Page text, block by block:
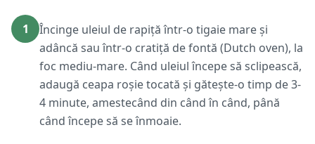
1
Încinge uleiul de rapiță într-o tigaie mare și
adâncă sau într-o cratiță de fontă (Dutch oven), la
foc mediu-mare. Când uleiul începe să sclipească,
adaugă ceapa roșie tocată și gătește-o timp de 3-
4 minute, amestecând din când în când, până
când începe să se înmoaie.